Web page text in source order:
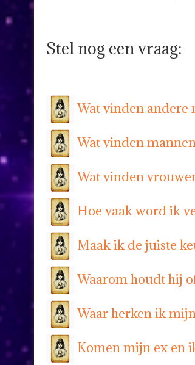
Stel nog een vraag:
Wat vinden andere
Wat vinden
Wat vinden
Hoe vaak word ik
Maak ik de juiste
Waarom houdt hij
Waar herken ik
Komen mijn ex en